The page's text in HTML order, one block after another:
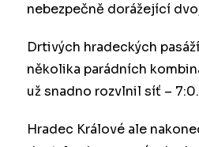
nebezpečně dorážející
Drtivých hradeckých
několika parádních
už snadno rozvlnil síť – 7:0.
Hradec Králové ale